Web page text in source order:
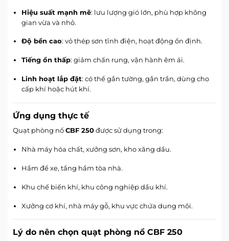
Hiệu suất mạnh mẽ: lưu lượng gió lớn, phù hợp không
gian vừa và nhỏ.
Độ bền cao: vỏ thép sơn tĩnh điện, hoạt động ổn định.
Tiếng ồn thấp: giảm chấn rung, vận hành êm ái.
Linh hoạt lắp đặt: có thể gắn tường, gắn trần, dùng cho
cấp khí hoặc hút khí.
Ứng dụng thực tế
Quạt phòng nổCBF 250được sử dụng trong:
Nhà máy hóa chất, xưởng sơn, kho xăng dầu.
Hầm để xe, tầng hầm tòa nhà.
Khu chế biến khí, khu công nghiệp dầu khí.
Xưởng cơ khí, nhà máy gỗ, khu vực chứa dung môi.
Lý do nên chọn quạt phòng nổ CBF 250